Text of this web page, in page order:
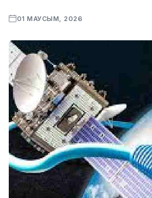
01 МАУСЫМ, 2026